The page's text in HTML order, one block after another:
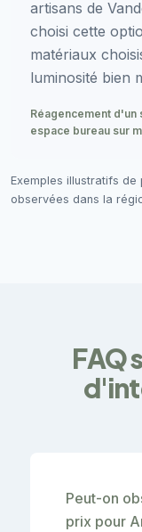
artisans de
choisi cette
matériaux
luminosité bien
Réagencement d'un
espace bureau sur
Exemples illustratifs
observées dans la
FAQ
Peut-on
prix pour